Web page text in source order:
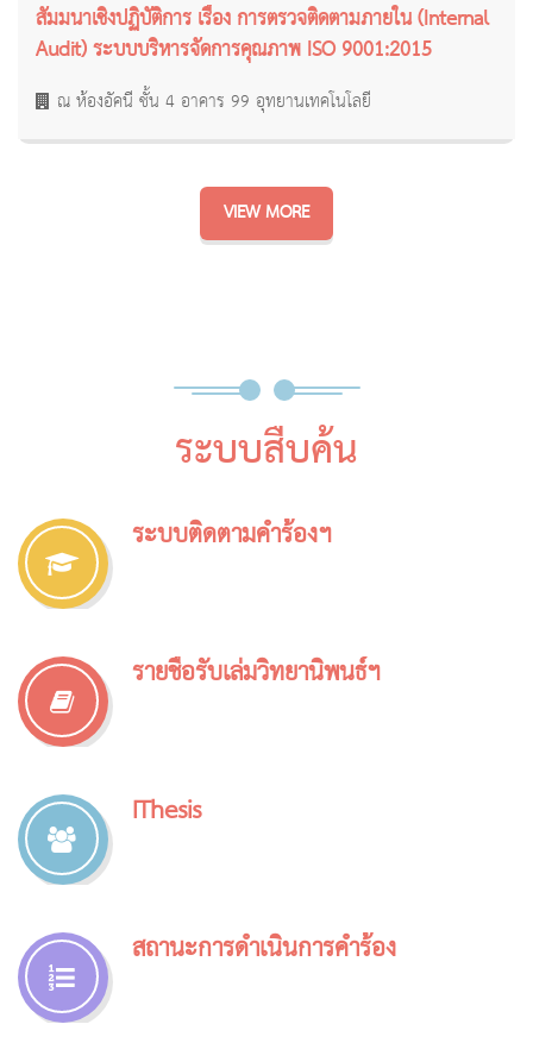
สัมมนาเชิงปฏิบัติการ เรื่อง การตรวจติดตามภายใน (Internal
Audit) ระบบบริหารจัดการคุณภาพ ISO 9001:2015
ณ ห้องอัคนี ชั้น 4 อาคาร 99 อุทยานเทคโนโลยี
VIEW MORE
ระบบสืบค้น
ระบบติดตามคำร้องฯ
รายชื่อรับเล่มวิทยานิพนธ์ฯ
IThesis
สถานะการดำเนินการคำร้อง